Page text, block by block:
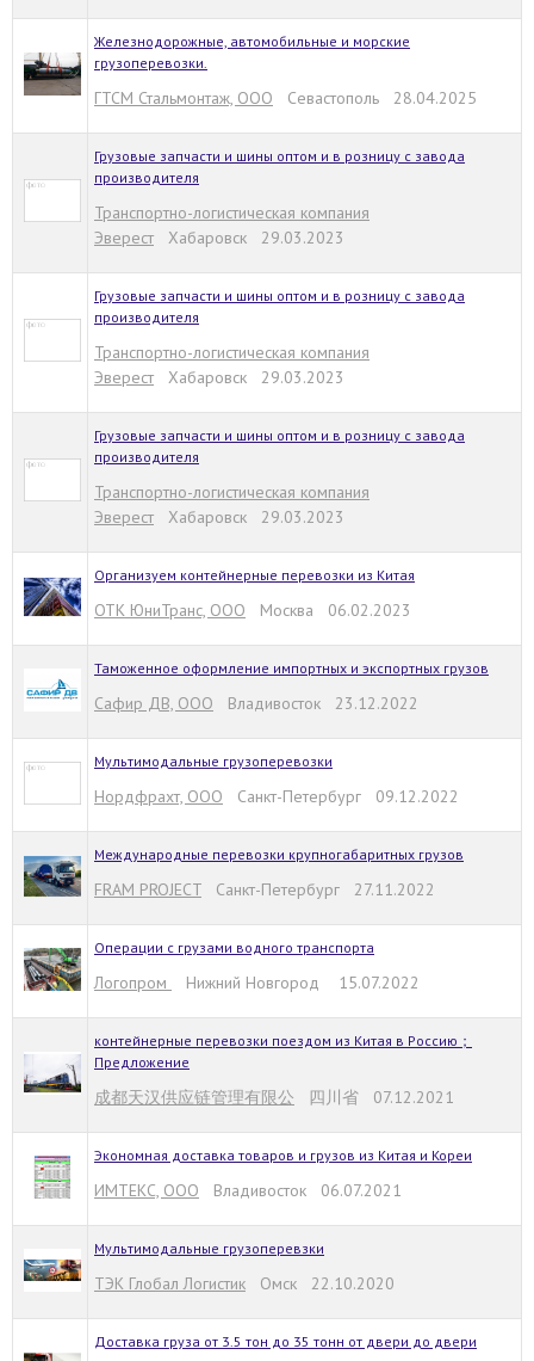
Железнодорожные, автомобильные и морские
грузоперевозки.
ГТСМ Стальмонтаж, ООО Севастополь 28.04.2025
Грузовые запчасти и шины оптом и в розницу с завода
производителя
Транспортно-логистическая компания
Эверест Хабаровск 29.03.2023
Грузовые запчасти и шины оптом и в розницу с завода
производителя
Транспортно-логистическая компания
Эверест Хабаровск 29.03.2023
Грузовые запчасти и шины оптом и в розницу с завода
производителя
Транспортно-логистическая компания
Эверест Хабаровск 29.03.2023
Организуем контейнерные перевозки из Китая
ОТК ЮниТранс, ООО Москва 06.02.2023
Таможенное оформление импортных и экспортных грузов
Сафир ДВ, ООО Владивосток 23.12.2022
Мультимодальные грузоперевозки
Нордфрахт, ООО Санкт-Петербург 09.12.2022
Международные перевозки крупногабаритных грузов
FRAM PROJECT Санкт-Петербург 27.11.2022
Операции с грузами водного транспорта
Логопром Нижний Новгород 15.07.2022
контейнерные перевозки поездом из Китая в Россию；
Предложение
成都天汉供应链管理有限公 四川省 07.12.2021
Экономная доставка товаров и грузов из Китая и Кореи
ИМТЕКС, ООО Владивосток 06.07.2021
Мультимодальные грузоперевзки
ТЭК Глобал Логистик Омск 22.10.2020
Доставка груза от 3.5 тон до 35 тонн от двери до двери